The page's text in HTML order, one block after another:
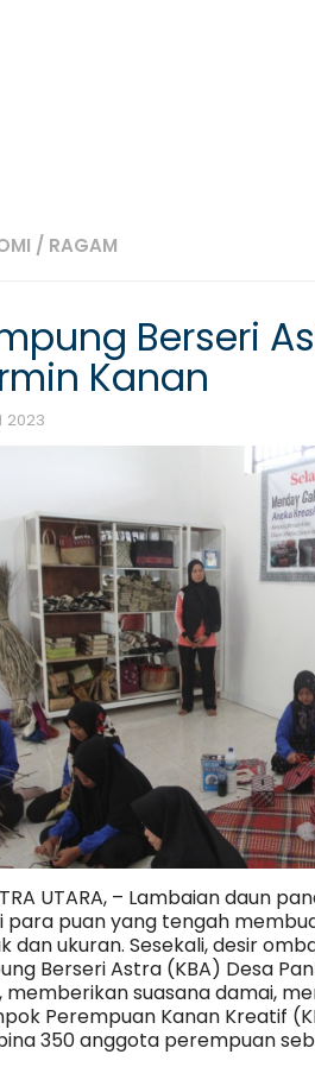
/ RAGAM
Berseri
Kanan
2023
UTARA, – Lambaian daun
para puan yang tengah
dan ukuran. Sesekali, desir
Berseri Astra (KBA) Desa
memberikan suasana damai,
Perempuan Kanan Kreatif
350 anggota perempuan